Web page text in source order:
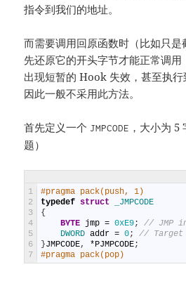
指令到我们的地址。
而需要调用回原函数时（比如只
先还原它的开头字节才能正常调
出现短暂的 Hook 失效，甚至执行
因此一般不采用此方法。
首先定义一个 JMPCODE ，大小为 5
题）
1
2
3
4
5
6
7
#pragma pack(push, 1)
typedef struct
_JMPCODE
{
BYTE jmp = 0xE9;
// JMP
DWORD addr = 0;
// Target
}JMPCODE, *PJMPCODE;
#pragma pack(pop)